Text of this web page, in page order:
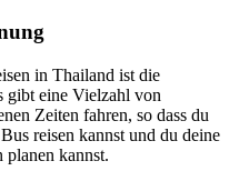
in Thailand ist die
gibt eine Vielzahl von
Zeiten fahren, so dass du
reisen kannst und du deine
planen kannst.